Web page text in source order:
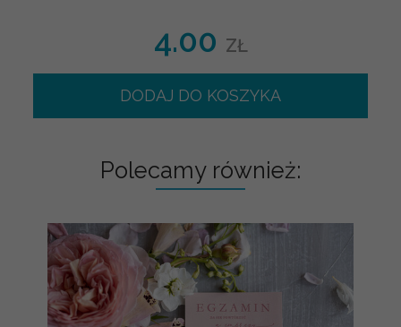
4.00 ZŁ
DODAJ DO KOSZYKA
Polecamy również: